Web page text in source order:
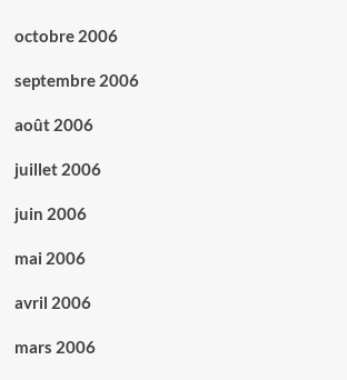
octobre 2006
septembre 2006
août 2006
juillet 2006
juin 2006
mai 2006
avril 2006
mars 2006